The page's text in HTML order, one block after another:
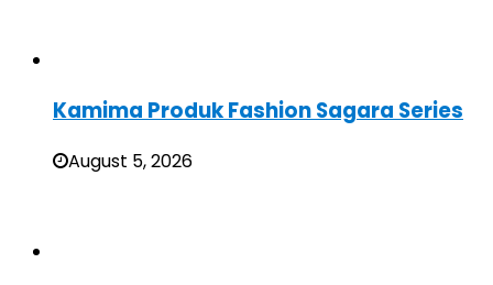
Kamima Produk Fashion Sagara Series
August 5, 2026